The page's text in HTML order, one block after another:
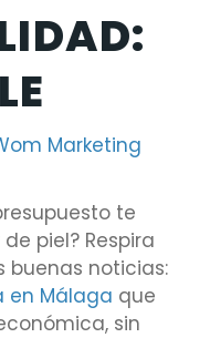
Marketing
te
piel? Respira
buenas noticias:
en Málaga que
sin